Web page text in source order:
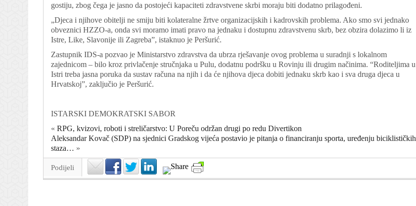
gostiju, zbog čega je jasno da postojeći kapaciteti zdravstvene skrbi moraju biti dodatno prilagođeni.
„Djeca i njihove obitelji ne smiju biti kolateralne žrtve organizacijskih i kadrovskih problema. Ako smo svi jednako
obveznici HZZO-a, onda svi moramo imati pravo na jednaku i dostupnu zdravstvenu skrb, bez obzira dolazimo li iz
Istre, Like, Slavonije ili Zagreba”, istaknuo je Peršurić.
Zastupnik IDS-a pozvao je Ministarstvo zdravstva da ubrza rješavanje ovog problema u suradnji s lokalnom
zajednicom – bilo kroz privlačenje stručnjaka u Pulu, dodatnu podršku u Rovinju ili drugim načinima. “Roditeljima u
Istri treba jasna poruka da sustav računa na njih i da će njihova djeca dobiti jednaku skrb kao i sva druga djeca u
Hrvatskoj”, zaključio je Peršurić.
ISTARSKI DEMOKRATSKI SABOR
« RPG, kvizovi, roboti i streličarstvo: U Poreču održan drugi po redu Divertikon
Aleksandar Kovač (SDP) na sjednici Gradskog vijeća postavio je pitanja o financiranju sporta, uređenju biciklističkih
staza… »
Podijeli